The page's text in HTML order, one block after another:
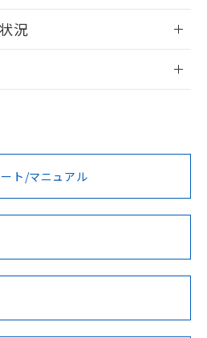
。
ン/会員登録
いただく前に、以下を必ずお読
況
例
凡例
Cd Cr(VI)
承認
ェー
BV型式承認
（フランス
KR型式
（韓国
No No
品の規格認証/適合状況ページへ
らのページからご検索ください
ト/マニュアル